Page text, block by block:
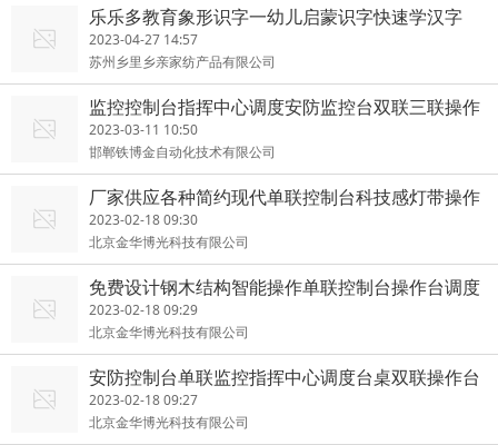
乐乐多教育象形识字一幼儿启蒙识字快速学汉字
2023-04-27 14:57
苏州乡里乡亲家纺产品有限公司
监控控制台指挥中心调度安防监控台双联三联操作
台桌子电脑中控室
2023-03-11 10:50
邯郸铁博金自动化技术有限公司
厂家供应各种简约现代单联控制台科技感灯带操作
台监控台
2023-02-18 09:30
北京金华博光科技有限公司
免费设计钢木结构智能操作单联控制台操作台调度
台可定制
2023-02-18 09:29
北京金华博光科技有限公司
安防控制台单联监控指挥中心调度台桌双联操作台
调度室机房电脑桌
2023-02-18 09:27
北京金华博光科技有限公司